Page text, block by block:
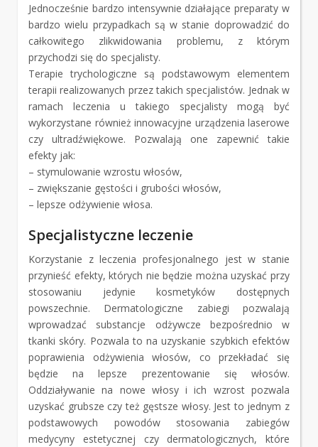
Jednocześnie bardzo intensywnie działające preparaty w
bardzo wielu przypadkach są w stanie doprowadzić do
całkowitego zlikwidowania problemu, z którym
przychodzi się do specjalisty.
Terapie trychologiczne są podstawowym elementem
terapii realizowanych przez takich specjalistów. Jednak w
ramach leczenia u takiego specjalisty mogą być
wykorzystane również innowacyjne urządzenia laserowe
czy ultradźwiękowe. Pozwalają one zapewnić takie
efekty jak:
– stymulowanie wzrostu włosów,
– zwiększanie gęstości i grubości włosów,
– lepsze odżywienie włosa.
Specjalistyczne leczenie
Korzystanie z leczenia profesjonalnego jest w stanie
przynieść efekty, których nie będzie można uzyskać przy
stosowaniu jedynie kosmetyków dostępnych
powszechnie. Dermatologiczne zabiegi pozwalają
wprowadzać substancje odżywcze bezpośrednio w
tkanki skóry. Pozwala to na uzyskanie szybkich efektów
poprawienia odżywienia włosów, co przekładać się
będzie na lepsze prezentowanie się włosów.
Oddziaływanie na nowe włosy i ich wzrost pozwala
uzyskać grubsze czy też gęstsze włosy. Jest to jednym z
podstawowych powodów stosowania zabiegów
medycyny estetycznej czy dermatologicznych, które